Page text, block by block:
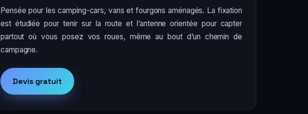
Pensée pour les camping-cars, vans et fourgons aménagés. La fixation
est étudiée pour tenir sur la route et l’antenne orientée pour capter
partout où vous posez vos roues, même au bout d’un chemin de
campagne.
Devis gratuit